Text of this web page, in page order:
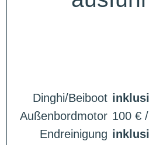
Dinghi/Beiboot
Außenbordmotor 100 € /
Endreinigung